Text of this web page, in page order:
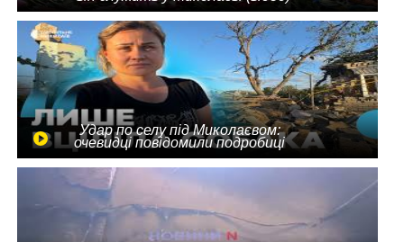
Удар по селу під Миколаєвом:
очевидці повідомили подробиці